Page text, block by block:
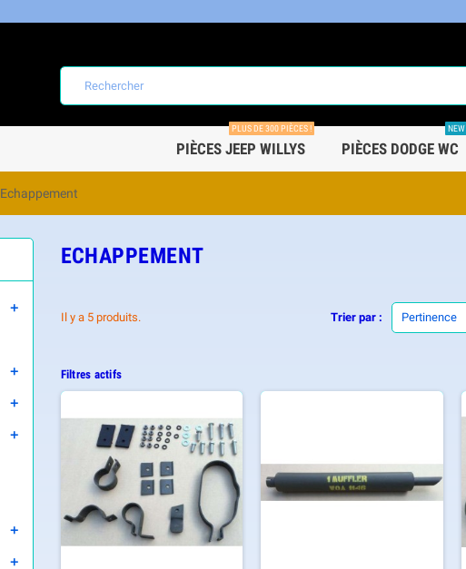
PIÈCES JEEP WILLYS
PLUS DE 300 PIÈCES !
PIÈCES DODGE WC
NEW
Echappement






ECHAPPEMENT
Il y a 5 produits. Trier par : Pertinence
Filtres actifs